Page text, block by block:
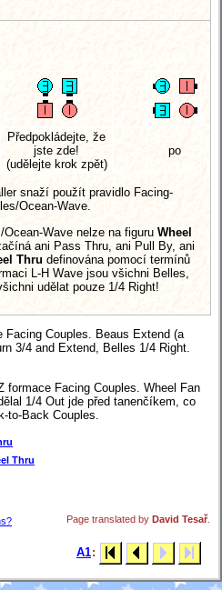
Předpokládejte, že
jste zde!
(udělejte krok zpět)
po
snaží použít pravidlo Facing-
Ocean-Wave.
Wave nelze na figuru Wheel
ani Pass Thru, ani Pull By, ani
Thru definována pomocí termínů
L-H Wave jsou všichni Belles,
udělat pouze 1/4 Right!
Facing Couples. Beaus Extend (a
3/4 and Extend, Belles 1/4 Right.
formace Facing Couples. Wheel Fan
1/4 Out jde před tanenčíkem, co
to-Back Couples.
Thru
Page translated by David Tesař
A1: